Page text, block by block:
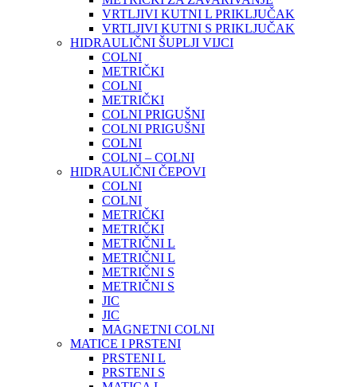
VRTLJIVI KUTNI L PRIKLJUČAK
VRTLJIVI KUTNI S PRIKLJUČAK
HIDRAULIČNI ŠUPLJI VIJCI
COLNI
METRIČKI
COLNI
METRIČKI
COLNI PRIGUŠNI
COLNI PRIGUŠNI
COLNI
COLNI – COLNI
HIDRAULIČNI ČEPOVI
COLNI
COLNI
METRIČKI
METRIČKI
METRIČNI L
METRIČNI L
METRIČNI S
METRIČNI S
JIC
JIC
MAGNETNI COLNI
MATICE I PRSTENI
PRSTENI L
PRSTENI S